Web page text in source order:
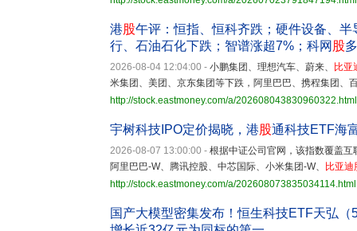
港股午评：恒指、恒科齐跌；硬件设备、
行、石油石化下跌；智谱涨超7%；科网 股
2026-08-04 12:04:00 - 小鹏集团、理想汽车、蔚来、
比亚
米集团、美团、京东集团等下跌，阿里巴巴、携程集团、
http://stock.eastmoney.com/a/202608043830960322.html
宇树科技IPO定价揭晓，港股通科技ETF海
2026-08-07 13:00:00 - 根据中证公司官网，该指数覆盖
阿里巴巴-W、腾讯控股、中芯国际、小米集团-W、
比亚迪
http://stock.eastmoney.com/a/202608073835034114.html
国产大模型密集发布！恒生科技ETF天弘